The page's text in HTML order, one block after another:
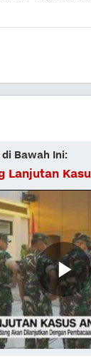
Bawah Ini:
Lanjutan